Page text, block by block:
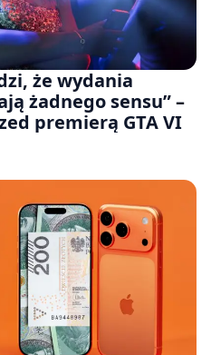
że wydania
żadnego sensu” –
premierą GTA VI